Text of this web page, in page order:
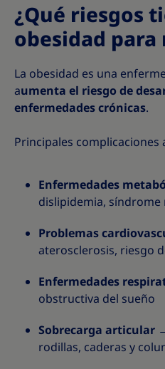
¿Qué riesgos
obesidad para
La obesidad es una
aumenta el riesgo de
enfermedades crónicas.
Principales complicaciones
Enfermedades
dislipidemia, síndrome
Problemas
aterosclerosis, riesgo
Enfermedades
obstructiva del sueño
Sobrecarga articular
rodillas, caderas y